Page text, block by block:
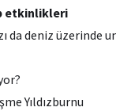
etkinlikleri
da deniz üzerinde
Yıldızburnu